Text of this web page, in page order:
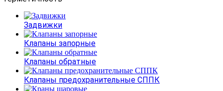
Задвижки
Клапаны запорные
Клапаны обратные
Клапаны предохранительные СППК